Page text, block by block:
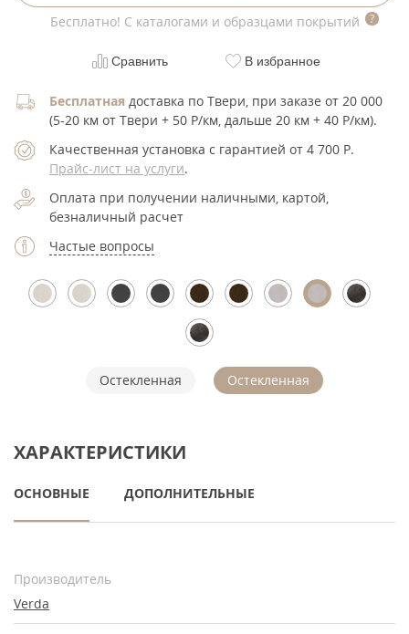
Бесплатно! С каталогами и образцами покрытий
Сравнить В избранное
Бесплатная доставка по Твери, при заказе от 20 000
(5-20 км от Твери + 50 Р/км, дальше 20 км + 40 Р/км).
Качественная установка с гарантией от 4 700 Р.
Прайс-лист на услуги.
Оплата при получении наличными, картой,
безналичный расчет
Частые вопросы
Остекленная Остекленная
ХАРАКТЕРИСТИКИ
ОСНОВНЫЕ ДОПОЛНИТЕЛЬНЫЕ
Производитель
Verda